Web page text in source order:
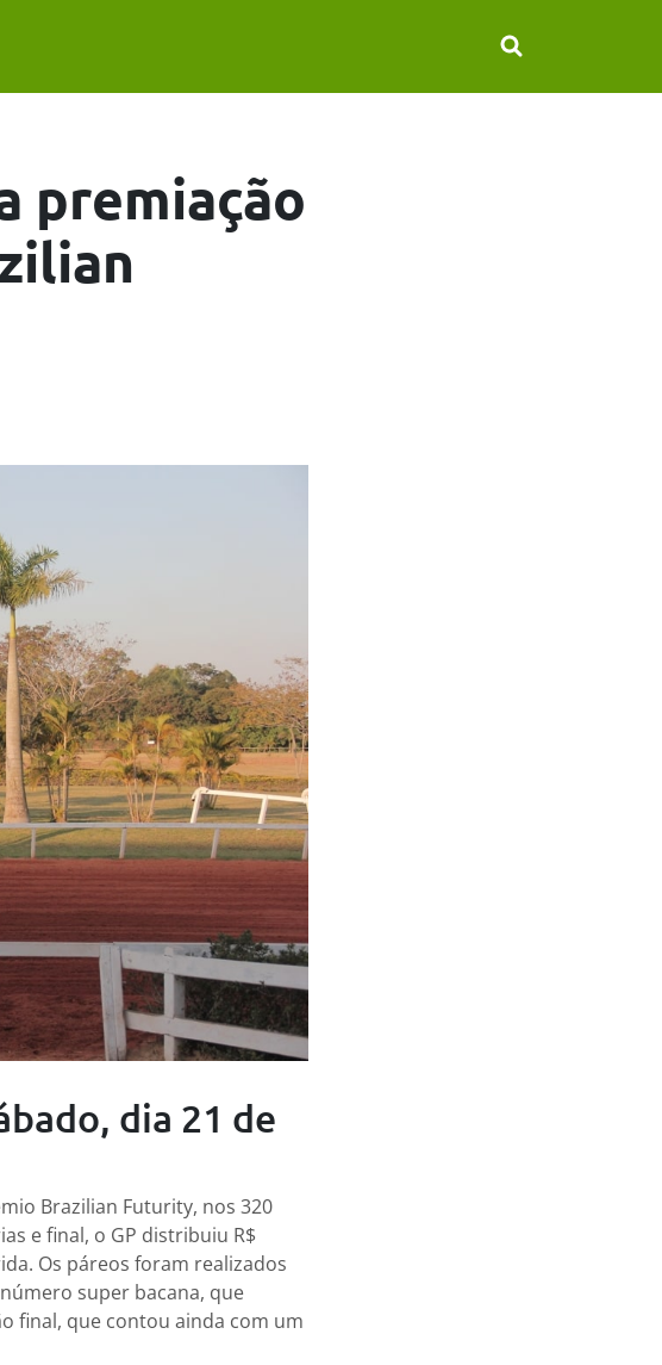
premiação
dia 21 de
Brazilian Futurity, nos 320
e final, o GP distribuiu R$
Os páreos foram realizados
super bacana, que
final, que contou ainda com um